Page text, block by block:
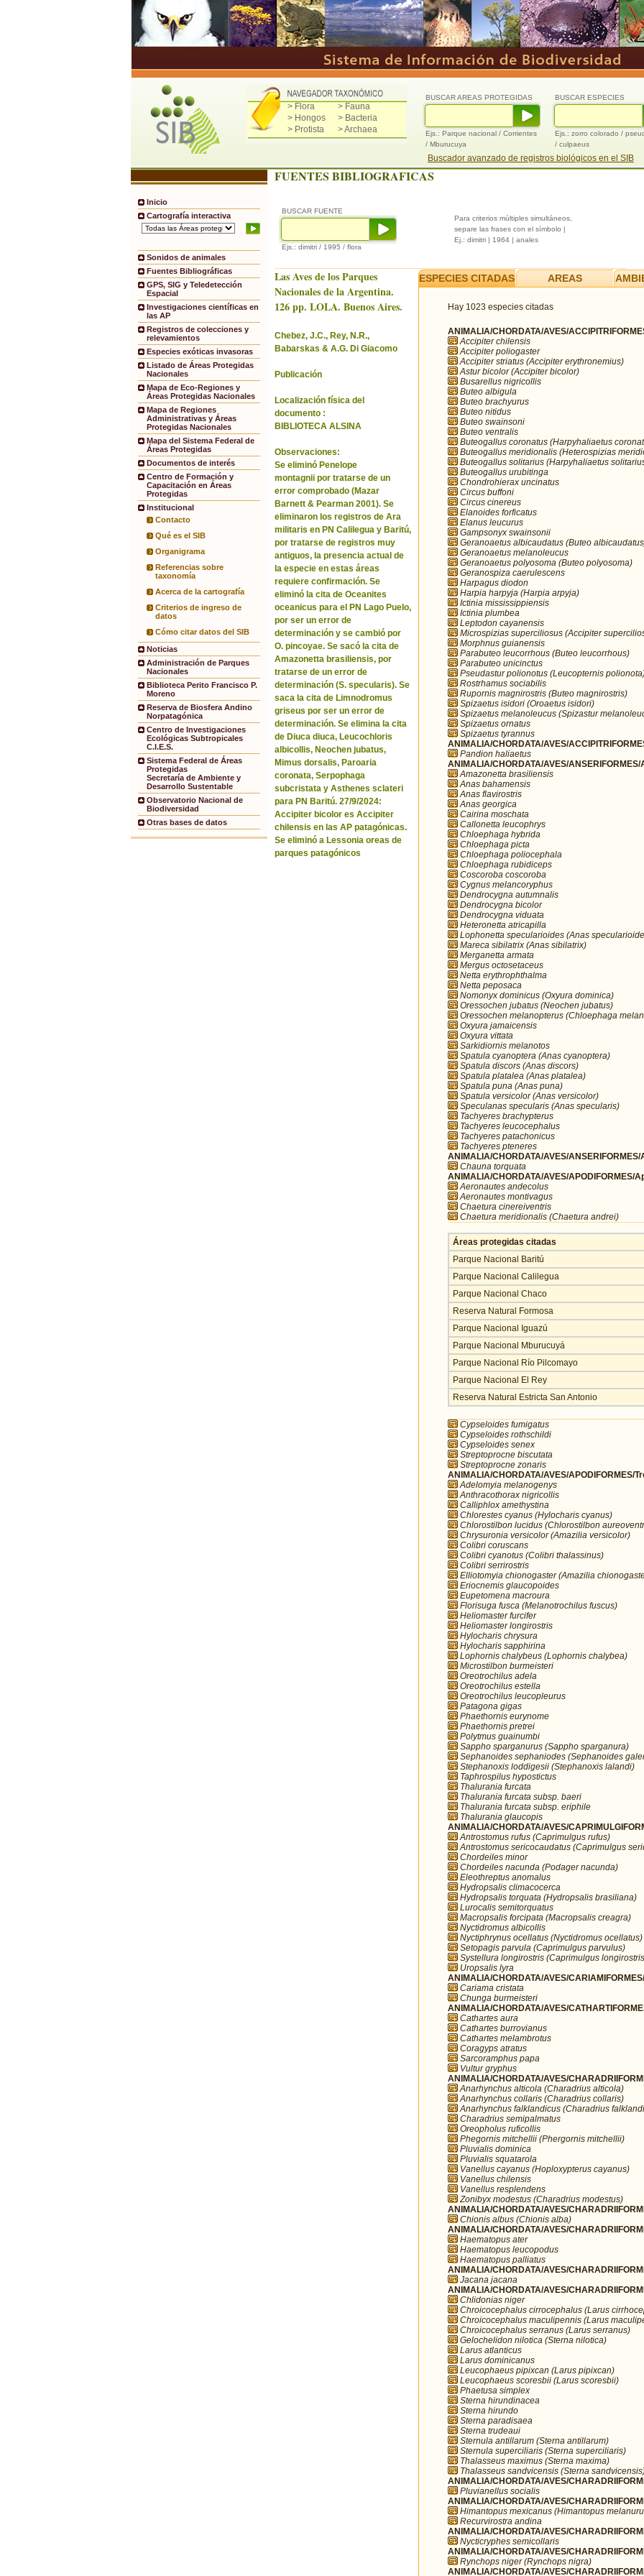
> Flora
> Fauna
> Hongos
> Bacteria
> Protista
> Archaea
BUSCAR ESPECIES
Ejs.: zorro colorado /
/ culpaeus
BUSCAR AREAS PROTEGIDAS
Ejs.: Parque nacional / Corrientes
/ Mburucuya
Buscador avanzado de registros biológicos en el SIB
Inicio
Cartografía interactiva
Sonidos de animales
Fuentes Bibliográficas
GPS, SIG y Teledetección
Espacial
Investigaciones científicas en
las AP
Registros de colecciones y
relevamientos
Especies exóticas invasoras
Listado de Áreas Protegidas
Nacionales
Mapa de Eco-Regiones y
Áreas Protegidas Nacionales
Mapa de Regiones
Administrativas y Áreas
Protegidas Nacionales
Mapa del Sistema Federal de
Áreas Protegidas
Documentos de interés
Centro de Formación y
Capacitación en Áreas
Protegidas
Institucional
Contacto
Qué es el SIB
Organigrama
Referencias sobre
taxonomía
Acerca de la cartografía
Criterios de ingreso de
datos
Cómo citar datos del SIB
Noticias
Administración de Parques
Nacionales
Biblioteca Perito Francisco P.
Moreno
Reserva de Biosfera Andino
Norpatagónica
Centro de Investigaciones
Ecológicas Subtropicales
C.I.E.S.
Sistema Federal de Áreas
Protegidas
Secretaría de Ambiente y
Desarrollo Sustentable
Observatorio Nacional de
Biodiversidad
Otras bases de datos
FUENTES BIBLIOGRAFICAS
BUSCAR FUENTE
Ejs.: dimitri / 1995 / flora
Para criterios múltiples simultáneos,
separe las frases con el símbolo |
Ej.: dimitri | 1964 | anales
Las Aves de los Parques
Nacionales de la Argentina.
126 pp. LOLA. Buenos Aires.
Chebez, J.C., Rey, N.R.,
Babarskas & A.G. Di Giacomo
Publicación
Localización física del
documento :
BIBLIOTECA ALSINA
Observaciones:
Se eliminó Penelope
montagnii por tratarse de un
error comprobado (Mazar
Barnett & Pearman 2001). Se
eliminaron los registros de Ara
militaris en PN Calilegua y Baritú,
por tratarse de registros muy
antiguos, la presencia actual de
la especie en estas áreas
requiere confirmación. Se
eliminó la cita de Oceanites
oceanicus para el PN Lago Puelo,
por ser un error de
determinación y se cambió por
O. pincoyae. Se sacó la cita de
Amazonetta brasiliensis, por
tratarse de un error de
determinación (S. specularis). Se
saca la cita de Limnodromus
griseus por ser un error de
determinación. Se elimina la cita
de Diuca diuca, Leucochloris
albicollis, Neochen jubatus,
Mimus dorsalis, Paroaria
coronata, Serpophaga
subcristata y Asthenes sclateri
para PN Baritú. 27/9/2024:
Accipiter bicolor es Accipiter
chilensis en las AP patagónicas.
Se eliminó a Lessonia oreas de
parques patagónicos
ESPECIES CITADAS AREAS
Hay 1023 especies citadas
ANIMALIA/CHORDATA/AVES/
Accipiter chilensis
Accipiter poliogaster
Accipiter striatus (Accipiter erythronemius)
Astur bicolor (Accipiter bicolor)
Busarellus nigricollis
Buteo albigula
Buteo brachyurus
Buteo nitidus
Buteo swainsoni
Buteo ventralis
Buteogallus coronatus (Harpyhaliaetus
Buteogallus meridionalis (Heterospizias
Buteogallus solitarius (Harpyhaliaetus
Buteogallus urubitinga
Chondrohierax uncinatus
Circus buffoni
Circus cinereus
Elanoides forficatus
Elanus leucurus
Gampsonyx swainsonii
Geranoaetus albicaudatus (Buteo
Geranoaetus melanoleucus
Geranoaetus polyosoma (Buteo polyosoma)
Geranospiza caerulescens
Harpagus diodon
Harpia harpyja (Harpia arpyja)
Ictinia mississippiensis
Ictinia plumbea
Leptodon cayanensis
Microspizias superciliosus (Accipiter
Morphnus guianensis
Parabuteo leucorrhous (Buteo leucorrhous)
Parabuteo unicinctus
Pseudastur polionotus (Leucopternis
Rostrhamus sociabilis
Rupornis magnirostris (Buteo magnirostris)
Spizaetus isidori (Oroaetus isidori)
Spizaetus melanoleucus (Spizastur
Spizaetus ornatus
Spizaetus tyrannus
ANIMALIA/CHORDATA/AVES/
Pandion haliaetus
ANIMALIA/CHORDATA/AVES/
Amazonetta brasiliensis
Anas bahamensis
Anas flavirostris
Anas georgica
Cairina moschata
Callonetta leucophrys
Chloephaga hybrida
Chloephaga picta
Chloephaga poliocephala
Chloephaga rubidiceps
Coscoroba coscoroba
Cygnus melancoryphus
Dendrocygna autumnalis
Dendrocygna bicolor
Dendrocygna viduata
Heteronetta atricapilla
Lophonetta specularioides (Anas
Mareca sibilatrix (Anas sibilatrix)
Merganetta armata
Mergus octosetaceus
Netta erythrophthalma
Netta peposaca
Nomonyx dominicus (Oxyura dominica)
Oressochen jubatus (Neochen jubatus)
Oressochen melanopterus (Chloephaga
Oxyura jamaicensis
Oxyura vittata
Sarkidiornis melanotos
Spatula cyanoptera (Anas cyanoptera)
Spatula discors (Anas discors)
Spatula platalea (Anas platalea)
Spatula puna (Anas puna)
Spatula versicolor (Anas versicolor)
Speculanas specularis (Anas specularis)
Tachyeres brachypterus
Tachyeres leucocephalus
Tachyeres patachonicus
Tachyeres pteneres
ANIMALIA/CHORDATA/AVES/
Chauna torquata
ANIMALIA/CHORDATA/AVES/APODIFORMES/
Aeronautes andecolus
Aeronautes montivagus
Chaetura cinereiventris
Chaetura meridionalis (Chaetura andrei)
Áreas protegidas citadas
Parque Nacional Baritú
Parque Nacional Calilegua
Parque Nacional Chaco
Reserva Natural Formosa
Parque Nacional Iguazú
Parque Nacional Mburucuyá
Parque Nacional Río Pilcomayo
Parque Nacional El Rey
Reserva Natural Estricta San Antonio
Cypseloides fumigatus
Cypseloides rothschildi
Cypseloides senex
Streptoprocne biscutata
Streptoprocne zonaris
ANIMALIA/CHORDATA/AVES/APODIFORMES/
Adelomyia melanogenys
Anthracothorax nigricollis
Calliphlox amethystina
Chlorestes cyanus (Hylocharis cyanus)
Chlorostilbon lucidus (Chlorostilbon
Chrysuronia versicolor (Amazilia versicolor)
Colibri coruscans
Colibri cyanotus (Colibri thalassinus)
Colibri serrirostris
Elliotomyia chionogaster (Amazilia
Eriocnemis glaucopoides
Eupetomena macroura
Florisuga fusca (Melanotrochilus fuscus)
Heliomaster furcifer
Heliomaster longirostris
Hylocharis chrysura
Hylocharis sapphirina
Lophornis chalybeus (Lophornis chalybea)
Microstilbon burmeisteri
Oreotrochilus adela
Oreotrochilus estella
Oreotrochilus leucopleurus
Patagona gigas
Phaethornis eurynome
Phaethornis pretrei
Polytmus guainumbi
Sappho sparganurus (Sappho sparganura)
Sephanoides sephaniodes (Sephanoides
Stephanoxis loddigesii (Stephanoxis lalandi)
Taphrospilus hypostictus
Thalurania furcata
Thalurania furcata subsp. baeri
Thalurania furcata subsp. eriphile
Thalurania glaucopis
ANIMALIA/CHORDATA/AVES/
Antrostomus rufus (Caprimulgus rufus)
Antrostomus sericocaudatus (Caprimulgus
Chordeiles minor
Chordeiles nacunda (Podager nacunda)
Eleothreptus anomalus
Hydropsalis climacocerca
Hydropsalis torquata (Hydropsalis brasiliana)
Lurocalis semitorquatus
Macropsalis forcipata (Macropsalis creagra)
Nyctidromus albicollis
Nyctiphrynus ocellatus (Nyctidromus ocellatus)
Setopagis parvula (Caprimulgus parvulus)
Systellura longirostris (Caprimulgus
Uropsalis lyra
ANIMALIA/CHORDATA/AVES/
Cariama cristata
Chunga burmeisteri
ANIMALIA/CHORDATA/AVES/
Cathartes aura
Cathartes burrovianus
Cathartes melambrotus
Coragyps atratus
Sarcoramphus papa
Vultur gryphus
ANIMALIA/CHORDATA/AVES/
Anarhynchus alticola (Charadrius alticola)
Anarhynchus collaris (Charadrius collaris)
Anarhynchus falklandicus (Charadrius
Charadrius semipalmatus
Oreopholus ruficollis
Phegornis mitchellii (Phergornis mitchellii)
Pluvialis dominica
Pluvialis squatarola
Vanellus cayanus (Hoploxypterus cayanus)
Vanellus chilensis
Vanellus resplendens
Zonibyx modestus (Charadrius modestus)
ANIMALIA/CHORDATA/AVES/
Chionis albus (Chionis alba)
ANIMALIA/CHORDATA/AVES/
Haematopus ater
Haematopus leucopodus
Haematopus palliatus
ANIMALIA/CHORDATA/AVES/
Jacana jacana
ANIMALIA/CHORDATA/AVES/
Chlidonias niger
Chroicocephalus cirrocephalus (Larus
Chroicocephalus maculipennis (Larus
Chroicocephalus serranus (Larus serranus)
Gelochelidon nilotica (Sterna nilotica)
Larus atlanticus
Larus dominicanus
Leucophaeus pipixcan (Larus pipixcan)
Leucophaeus scoresbii (Larus scoresbii)
Phaetusa simplex
Sterna hirundinacea
Sterna hirundo
Sterna paradisaea
Sterna trudeaui
Sternula antillarum (Sterna antillarum)
Sternula superciliaris (Sterna superciliaris)
Thalasseus maximus (Sterna maxima)
Thalasseus sandvicensis (Sterna
ANIMALIA/CHORDATA/AVES/
Pluvianellus socialis
ANIMALIA/CHORDATA/AVES/
Himantopus mexicanus (Himantopus
Recurvirostra andina
ANIMALIA/CHORDATA/AVES/
Nycticryphes semicollaris
ANIMALIA/CHORDATA/AVES/
Rynchops niger (Rynchops nigra)
ANIMALIA/CHORDATA/AVES/